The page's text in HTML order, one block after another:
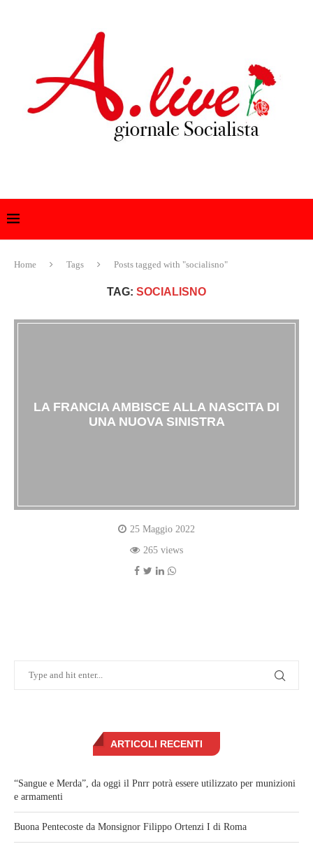
Home Tags Posts tagged with "socialisno"
TAG: SOCIALISNO
LA FRANCIA AMBISCE ALLA NASCITA DI
UNA NUOVA SINISTRA
25 Maggio 2022
265 views
ARTICOLI RECENTI
“Sangue e Merda”, da oggi il Pnrr potrà essere utilizzato per munizioni
e armamenti
Buona Pentecoste da Monsignor Filippo Ortenzi I di Roma